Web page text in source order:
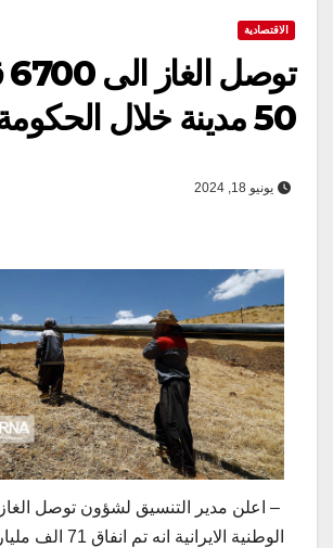
الاقتصادية
50 مدينة خلال الحكومة الحالية
يونيو 18, 2024
– اعلن مدير التنسيق لشؤون توصل
الوطنية الايرانية